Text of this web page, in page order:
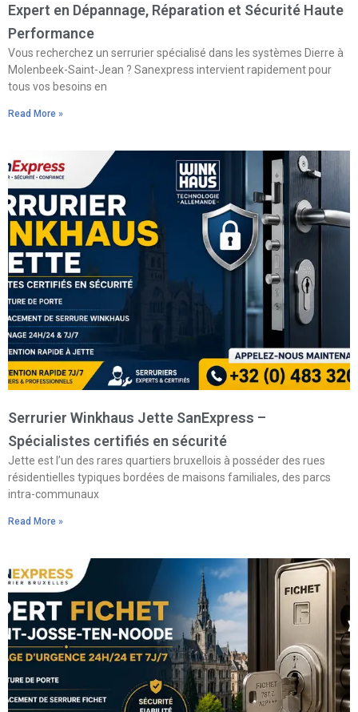
Expert en Dépannage, Réparation et Sécurité Haute
Performance
Vous recherchez un serrurier spécialisé dans les systèmes Dierre à
Molenbeek-Saint-Jean ? Sanexpress intervient rapidement pour
tous vos besoins en
Read More »
Serrurier Winkhaus Jette SanExpress –
Spécialistes certifiés en sécurité
Jette est l’un des rares quartiers bruxellois à posséder des rues
résidentielles typiques bordées de maisons familiales, des parcs
intra-communaux
Read More »